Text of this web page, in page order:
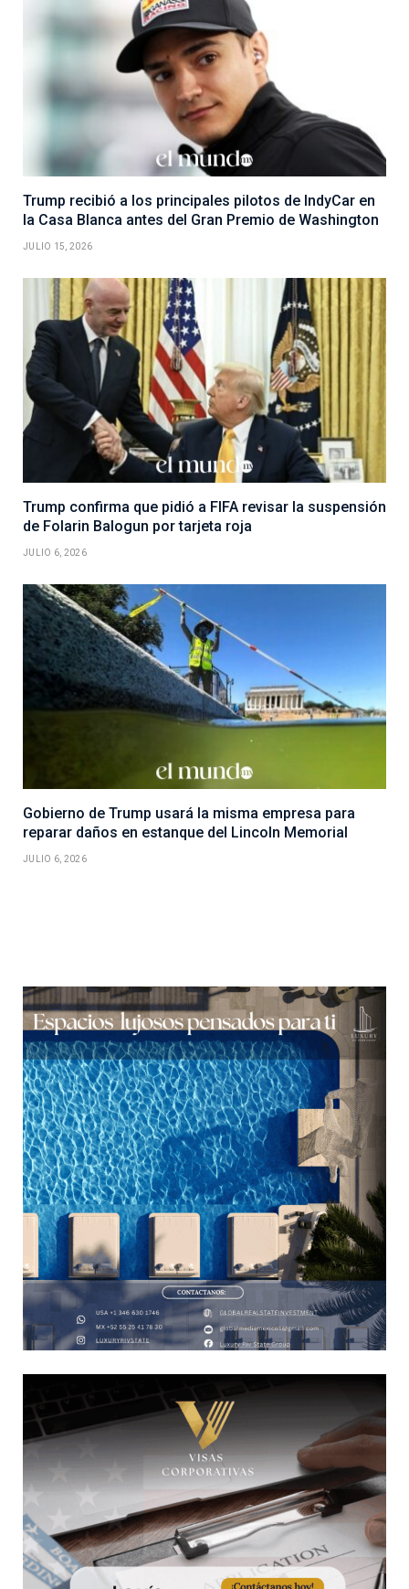
Trump recibió a los principales pilotos de IndyCar en
la Casa Blanca antes del Gran Premio de Washington
JULIO 15, 2026
Trump confirma que pidió a FIFA revisar la suspensión
de Folarin Balogun por tarjeta roja
JULIO 6, 2026
Gobierno de Trump usará la misma empresa para
reparar daños en estanque del Lincoln Memorial
JULIO 6, 2026